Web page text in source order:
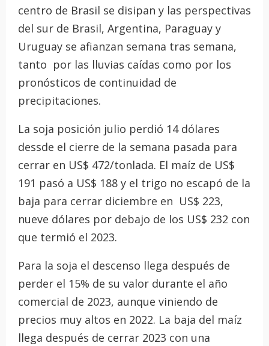
centro de Brasil se disipan y las perspectivas
del sur de Brasil, Argentina, Paraguay y
Uruguay se afianzan semana tras semana,
tanto por las lluvias caídas como por los
pronósticos de continuidad de
precipitaciones.
La soja posición julio perdió 14 dólares
dessde el cierre de la semana pasada para
cerrar en US$ 472/tonlada. El maíz de US$
191 pasó a US$ 188 y el trigo no escapó de la
baja para cerrar diciembre en US$ 223,
nueve dólares por debajo de los US$ 232 con
que termió el 2023.
Para la soja el descenso llega después de
perder el 15% de su valor durante el año
comercial de 2023, aunque viniendo de
precios muy altos en 2022. La baja del maíz
llega después de cerrar 2023 con una